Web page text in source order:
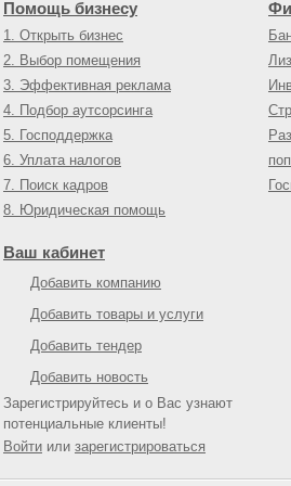
Помощь бизнесу
1. Открыть бизнес
2. Выбор помещения
3. Эффективная реклама
4. Подбор аутсорсинга
5. Господдержка
6. Уплата налогов
7. Поиск кадров
8. Юридическая помощь
Ваш кабинет
Добавить компанию
Добавить товары и услуги
Добавить тендер
Добавить новость
Зарегистрируйтесь и о Вас узнают
потенциальные клиенты!
Войти или зарегистрироваться